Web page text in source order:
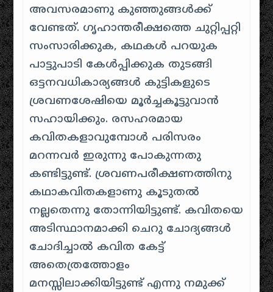
അവസരമാണു കുഞ്ഞുങ്ങൾക്ക്
വേണ്ടത്. ഗൃഹാന്തരീക്ഷത്തെ ചുറ്റിപ്പറ്റി
സംസാരിക്കുക, കഥകൾ പറയുക
പാട്ടുപാടി കേൾപ്പിക്കുക തുടങ്ങി
ഒട്ടനവധികാര്യങ്ങൾ കുട്ടികളുടെ
ശ്രവണശേഷിയെ മൂർച്ചകൂട്ടുവാൻ
സഹായിക്കും. രസഹരമായ
കവിതകളാവുമ്പോൾ പരിസരം
മറന്നവർ ഇരുന്നു പോകുന്നതു
കണ്ടിട്ടുണ്ട്. ശ്രവണപരീക്ഷണത്തിനു
കഥാകവിതകളാണു കൂടുതൽ
നല്ലതെന്നു തോന്നിയിട്ടുണ്ട്. കവിതയെ
അടിസ്ഥാനമാക്കി ചെറു ചോദ്യങ്ങൾ
ചോദിച്ചാൽ കവിത കേട്ട്
അതെത്രത്തോളം
മനസ്സിലാക്കിയിട്ടുണ്ട് എന്നു നമുക്ക്